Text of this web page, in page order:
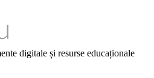
digitale și resurse educaționale